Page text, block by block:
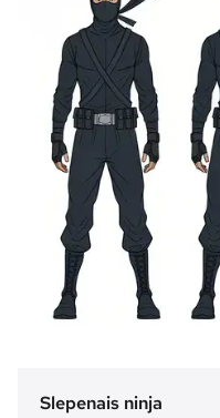
Slepenais ninja